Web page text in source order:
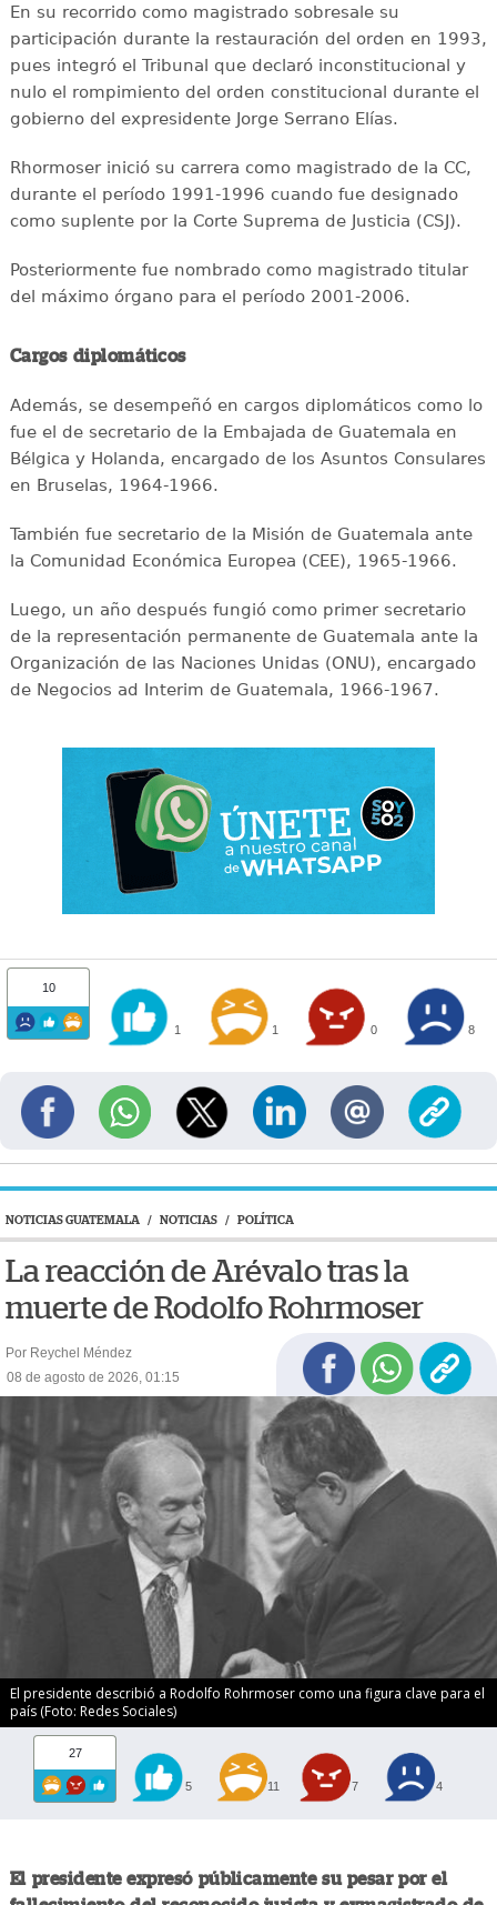
En su recorrido como magistrado sobresale su
participación durante la restauración del orden en 1993,
pues integró el Tribunal que declaró inconstitucional y
nulo el rompimiento del orden constitucional durante el
gobierno del expresidente Jorge Serrano Elías.
Rhormoser inició su carrera como magistrado de la CC,
durante el período 1991-1996 cuando fue designado
como suplente por la Corte Suprema de Justicia (CSJ).
Posteriormente fue nombrado como magistrado titular
del máximo órgano para el período 2001-2006.
Cargos diplomáticos
Además, se desempeñó en cargos diplomáticos como lo
fue el de secretario de la Embajada de Guatemala en
Bélgica y Holanda, encargado de los Asuntos Consulares
en Bruselas, 1964-1966.
También fue secretario de la Misión de Guatemala ante
la Comunidad Económica Europea (CEE), 1965-1966.
Luego, un año después fungió como primer secretario
de la representación permanente de Guatemala ante la
Organización de las Naciones Unidas (ONU), encargado
de Negocios ad Interim de Guatemala, 1966-1967.
10
1 1 0 8
NOTICIAS GUATEMALA / NOTICIAS / POLÍTICA
La reacción de Arévalo tras la
muerte de Rodolfo Rohrmoser
Por Reychel Méndez
08 de agosto de 2026, 01:15
El presidente describió a Rodolfo Rohrmoser como una figura clave para el
país (Foto: Redes Sociales)
27
5 11 7 4
El presidente expresó públicamente su pesar por el